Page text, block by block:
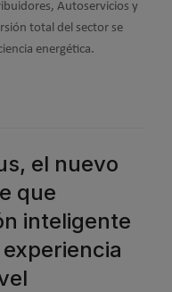
Autoservicios y
total del sector se
energética.
el nuevo
que
inteligente